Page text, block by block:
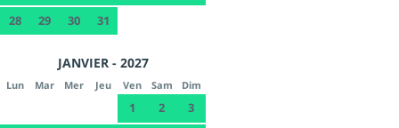
28
29 30 31
JANVIER - 2027
Lun Mar Mer Jeu Ven Sam Dim
1 2
3